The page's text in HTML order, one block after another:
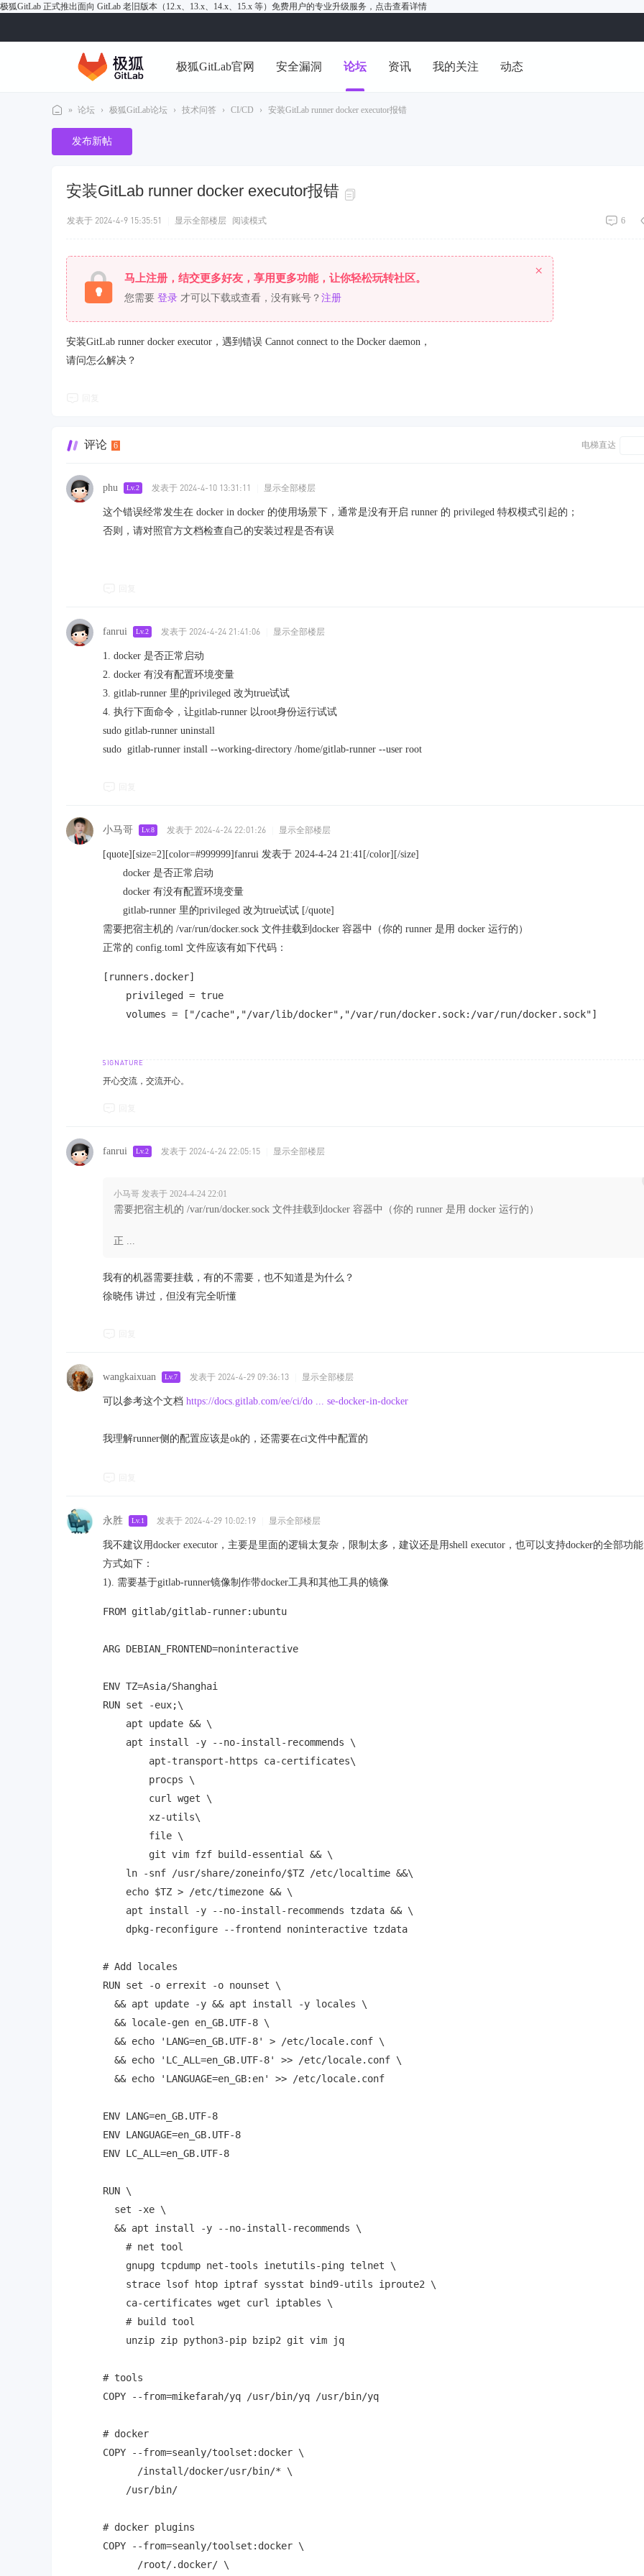
极狐GitLab 正式推出面向 GitLab 老旧版本（12.x、13.x、14.x、15.x 等）免费用户的专业升级服务， 点击查看详情
极狐GitLab官网 安全漏洞 论坛 资讯 我的关注 动态
极
狐
» 论坛 › 极狐GitLab论坛 › 技术问答 › CI/CD › 安装GitLab runner docker executor报错
发布新帖
安装GitLab runner docker executor报错
6
发表于 2024-4-9 15:35:51 显示全部楼层 阅读模式
马上注册，结交更多好友，享用更多功能，让你轻松玩转社区。
您需要 登录 才可以下载或查看，没有账号？ 注册
×
安装GitLab runner docker executor，遇到错误 Cannot connect to the Docker daemon，
请问怎么解决？
电梯直达
评论 6
phu Lv.2 发表于 2024-4-10 13:31:11 显示全部楼层
这个错误经常发生在 docker in docker 的使用场景下，通常是没有开启 runner 的 privileged 特权模式引起的；
否则，请对照官方文档检查自己的安装过程是否有误
fanrui Lv.2 发表于 2024-4-24 21:41:06 显示全部楼层
1. docker 是否正常启动
2. docker 有没有配置环境变量
3. gitlab-runner 里的privileged 改为true试试
4. 执行下面命令，让gitlab-runner 以root身份运行试试
sudo gitlab-runner uninstall
sudo gitlab-runner install --working-directory /home/gitlab-runner --user root
小马哥 Lv.8 发表于 2024-4-24 22:01:26 显示全部楼层
[quote][size=2][color=#999999]fanrui 发表于 2024-4-24 21:41[/color][/size]
docker 是否正常启动
docker 有没有配置环境变量
gitlab-runner 里的privileged 改为true试试 [/quote]
需要把宿主机的 /var/run/docker.sock 文件挂载到docker 容器中（你的 runner 是用 docker 运行的）
正常的 config.toml 文件应该有如下代码：
[runners.docker]
    privileged = true
    volumes = ["/cache","/var/lib/docker","/var/run/docker.sock:/var/run/docker.sock"]
开心交流，交流开心。
fanrui Lv.2 发表于 2024-4-24 22:05:15 显示全部楼层
小马哥 发表于 2024-4-24 22:01
需要把宿主机的 /var/run/docker.sock 文件挂载到docker 容器中（你的 runner 是用 docker 运行的）
正 ...
我有的机器需要挂载，有的不需要，也不知道是为什么？
徐晓伟 讲过，但没有完全听懂
wangkaixuan Lv.7 发表于 2024-4-29 09:36:13 显示全部楼层
可以参考这个文档 https://docs.gitlab.com/ee/ci/do ... se-docker-in-docker
我理解runner侧的配置应该是ok的，还需要在ci文件中配置的
永胜 Lv.1 发表于 2024-4-29 10:02:19 显示全部楼层
我不建议用docker executor，主要是里面的逻辑太复杂，限制太多，建议还是用shell executor，也可以支持docker的全部功
方式如下：
1). 需要基于gitlab-runner镜像制作带docker工具和其他工具的镜像
FROM gitlab/gitlab-runner:ubuntu
ARG DEBIAN_FRONTEND=noninteractive
ENV TZ=Asia/Shanghai
RUN set -eux;\
    apt update && \
    apt install -y --no-install-recommends \
        apt-transport-https ca-certificates\
        procps \
        curl wget \
        xz-utils\
        file \
        git vim fzf build-essential && \
    ln -snf /usr/share/zoneinfo/$TZ /etc/localtime &&\
    echo $TZ > /etc/timezone && \
    apt install -y --no-install-recommends tzdata && \
    dpkg-reconfigure --frontend noninteractive tzdata
# Add locales
RUN set -o errexit -o nounset \
  && apt update -y && apt install -y locales \
  && locale-gen en_GB.UTF-8 \
  && echo 'LANG=en_GB.UTF-8' > /etc/locale.conf \
  && echo 'LC_ALL=en_GB.UTF-8' >> /etc/locale.conf \
  && echo 'LANGUAGE=en_GB:en' >> /etc/locale.conf
ENV LANG=en_GB.UTF-8
ENV LANGUAGE=en_GB.UTF-8
ENV LC_ALL=en_GB.UTF-8
RUN \
  set -xe \
  && apt install -y --no-install-recommends \
    # net tool
    gnupg tcpdump net-tools inetutils-ping telnet \
    strace lsof htop iptraf sysstat bind9-utils iproute2 \
    ca-certificates wget curl iptables \
    # build tool
    unzip zip python3-pip bzip2 git vim jq
# tools
COPY --from=mikefarah/yq /usr/bin/yq /usr/bin/yq
# docker
COPY --from=seanly/toolset:docker \
      /install/docker/usr/bin/* \
    /usr/bin/
# docker plugins
COPY --from=seanly/toolset:docker \
      /root/.docker/ \